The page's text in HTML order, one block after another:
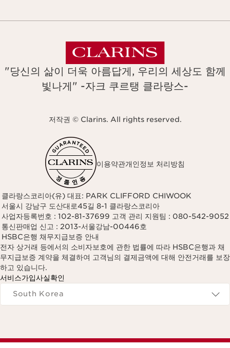
"당신의 삶이 더욱 아름답게, 우리의 세상도 함께
빛나게" -자크 쿠르탱 클라랑스-
저작권 © Clarins. All rights reserved.
이용약관개인정보 처리방침
클라랑스코리아(유) 대표: PARK CLIFFORD CHIWOOK
서울시 강남구 도산대로45길 8-1 클라랑스코리아
사업자등록번호 : 102-81-37699 고객 관리 지원팀 : 080-542-9052
통신판매업 신고 : 2013-서울강남-00446호
HSBC은행 채무지급보증 안내
전자 상거래 등에서의 소비자보호에 관한 법률에 따라 HSBC은행과 채
무지급보증 계약을 체결하여 고객님의 결제금액에 대해 안전거래를 보장
하고 있습니다.
서비스가입사실확인
Navigates to
South Korea